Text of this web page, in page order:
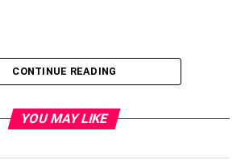
CONTINUE READING
YOU MAY LIKE